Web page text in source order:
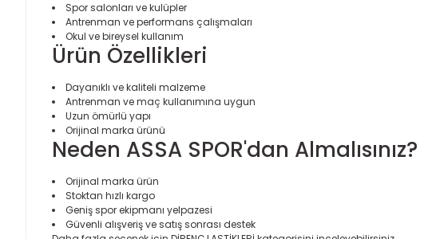
Spor salonları ve kulüpler
Antrenman ve performans çalışmaları
Okul ve bireysel kullanım
Ürün Özellikleri
Dayanıklı ve kaliteli malzeme
Antrenman ve maç kullanımına uygun
Uzun ömürlü yapı
Orijinal marka ürünü
Neden ASSA SPOR'dan Almalısınız?
Orijinal marka ürün
Stoktan hızlı kargo
Geniş spor ekipmanı yelpazesi
Güvenli alışveriş ve satış sonrası destek